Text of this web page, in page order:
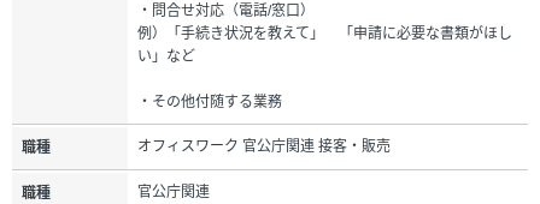
・問合せ対応（電話/窓口）
例）「手続き状況を教えて」 「申請に必要な書類がほし
い」など
・その他付随する業務
職種 オフィスワーク 官公庁関連 接客・販売
職種 官公庁関連